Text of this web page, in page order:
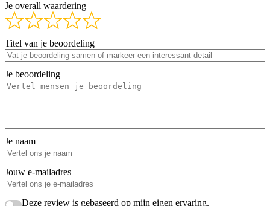
Je overall waardering
Titel van je beoordeling
Je beoordeling
Je naam
Jouw e-mailadres
Deze review is gebaseerd op mijn eigen ervaring.